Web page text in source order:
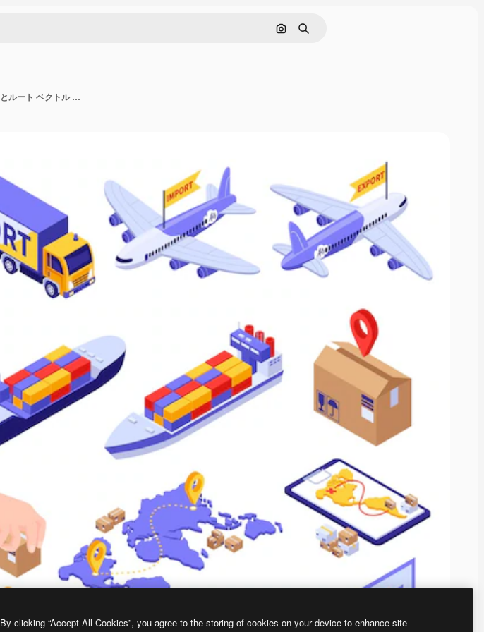
画像で検索
検索
等尺性貨物エクスポート インポート トラック飛行機船位置標識とルート ベクトル イラスト分離アイコンのセット
By clicking “Accept All Cookies”, you agree to the storing of cookies on your device to enhance site